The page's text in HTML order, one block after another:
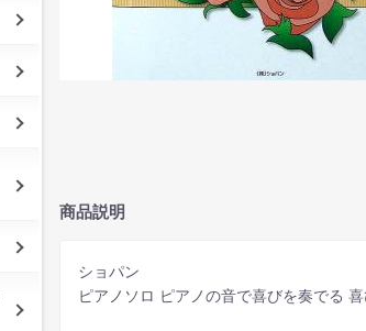
商品説明
ショパン
ピアノソロ ピアノの音で喜びを奏でる 喜